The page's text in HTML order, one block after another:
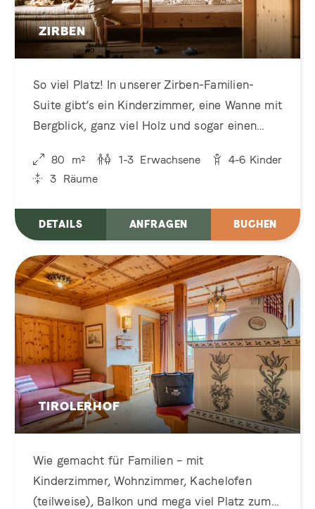
ZIRBEN
So viel Platz! In unserer Zirben-Familien-
Suite gibt’s ein Kinderzimmer, eine Wanne mit
Bergblick, ganz viel Holz und sogar einen
echtes Glück an!1-3 Erwachsene 4-6 Kinder
80
m²
3 Räume
DETAILS BUCHEN
ANFRAGEN
TIROLERHOF
Wie gemacht für Familien – mit
Kinderzimmer, Wohnzimmer, Kachelofen
(teilweise), Balkon und mega viel Platz zum